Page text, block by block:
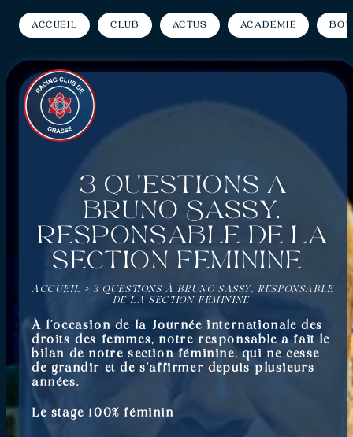
Accueil Club Actus Académie
3 questions à
Bruno Sassy,
responsable de la
section féminine
ACCUEIL »3 QUESTIONS À BRUNO SASSY, RESPONSABLE
DE LA SECTION FÉMININE
À l’occasion de la Journée internationale des
droits des femmes, notre responsable a fait le
bilan de notre section féminine, qui ne cesse
de grandir et de s’affirmer depuis plusieurs
années.
Le stage 100% féminin